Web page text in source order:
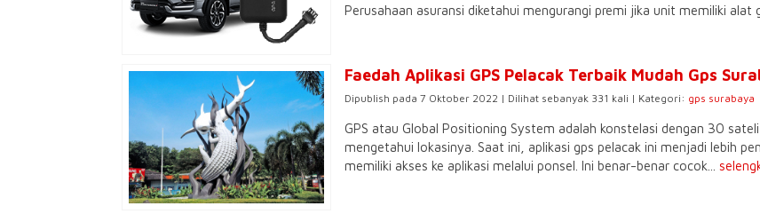
Perusahaan asuransi diketahui mengurangi premi jika unit memiliki alat
Faedah Aplikasi GPS Pelacak Terbaik Mudah Gps
Dipublish pada 7 Oktober 2022 | Dilihat sebanyak 331 kali | Kategori: gps surabaya
GPS atau Global Positioning System adalah konstelasi dengan 30
mengetahui lokasinya. Saat ini, aplikasi gps pelacak ini menjadi lebih
memiliki akses ke aplikasi melalui ponsel. Ini benar-benar cocok...